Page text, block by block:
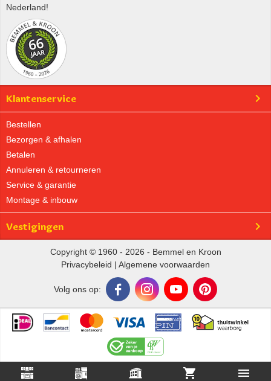
Nederland!
Klantenservice
Bestellen
Bezorgen & afhalen
Betalen
Annuleren & retourneren
Service & garantie
Montage & inbouw
Vestigingen
Copyright © 1960 - 2026 - Bemmel en Kroon
Privacybeleid | Algemene voorwaarden
Volg ons op: